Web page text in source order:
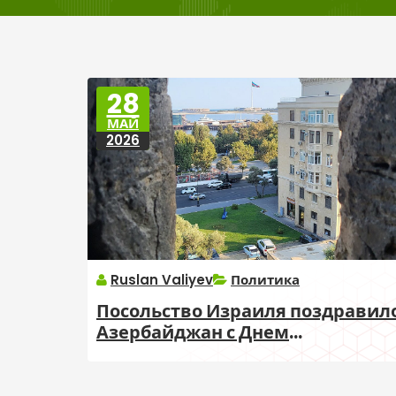
28
МАЙ
2026
Ruslan Valiyev Политика
Посольство Израиля
Азербайджан с Днем